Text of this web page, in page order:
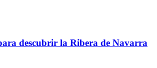
descubrir la Ribera de Navarra